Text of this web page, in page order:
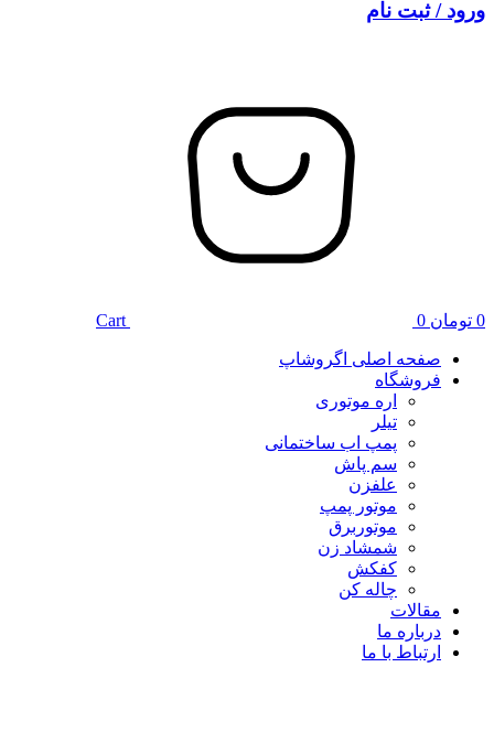
ورود / ثبت نام
0 تومان 0
Cart
صفحه اصلی اگروشاپ
فروشگاه
اره موتوری
تیلر
پمپ اب ساختمانی
سم پاش
علفزن
موتور پمپ
موتوربرق
شمشاد زن
کفکش
چاله کن
مقالات
درباره ما
ارتباط با ما